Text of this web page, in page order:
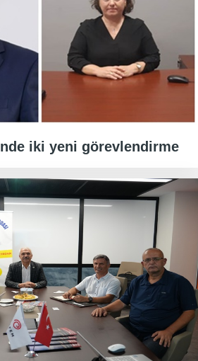
iki yeni görevlendirme